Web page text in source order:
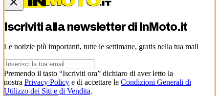
Iscriviti alla newsletter di InMoto.it
Le notizie più importanti, tutte le settimane, gratis nella tua mail
Premendo il tasto “Iscriviti ora” dichiaro di aver letto la
nostra Privacy Policy e di accettare le Condizioni Generali di
Utilizzo dei Siti e di Vendita.